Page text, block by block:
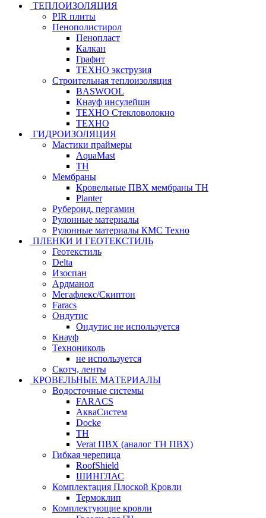
ТЕПЛОИЗОЛЯЦИЯ
PIR плиты
Пенополистирол
Пенопласт
Калкан
Графит
ТЕХНО экструзия
Строительная теплоизоляция
BASWOOL
Кнауф инсулейшн
ТЕХНО Стекловолокно
ТЕХНО
ГИДРОИЗОЛЯЦИЯ
Мастики праймеры
AquaMast
ТН
Мембраны
Кровельные ПВХ мембраны ТН
Planter
Рубероид, пергамин
Рулонные материалы
Рулонные материалы КМС Техно
ПЛЕНКИ И ГЕОТЕКСТИЛЬ
Геотекстиль
Delta
Изоспан
Ардманол
Мегафлекс/Скиптон
Faracs
Ондутис
Ондутис не используется
Кнауф
Технониколь
не используется
Скотч, ленты
КРОВЕЛЬНЫЕ МАТЕРИАЛЫ
Водосточные системы
FARACS
АкваСистем
Docke
ТН
Verat ПВХ (аналог ТН ПВХ)
Гибкая черепица
RoofShield
ШИНГЛАС
Комплектация Плоской Кровли
Термоклип
Комплектующие кровли